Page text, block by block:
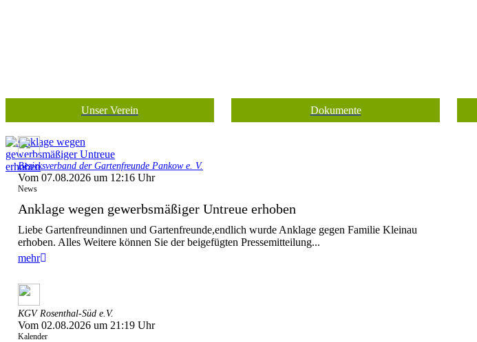
Unser Verein Dokumente
Bezirksverband der Gartenfreunde Pankow e. V.
Vom 07.08.2026 um 12:16 Uhr
News
Anklage wegen gewerbsmäßiger Untreue erhoben
Liebe Gartenfreundinnen und Gartenfreunde,endlich wurde Anklage gegen Familie Kleinau
erhoben. Alles Weitere können Sie der beigefügten Pressemitteilung...
mehr
KGV Rosenthal-Süd e.V.
Vom 02.08.2026 um 21:19 Uhr
Kalender